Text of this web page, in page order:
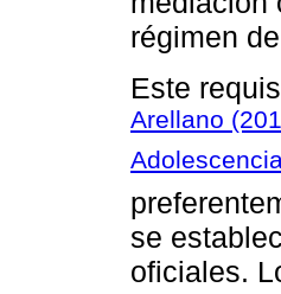
régimen
Este
Arellano
se
oficiales.